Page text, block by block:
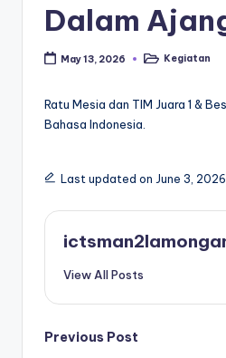
Dalam
May 13, 2026
PostedKegiatan
Ratu Mesia dan TIM Juara 1 &
Bahasa Indonesia.
Last updated on June 3, 2026
View All Posts
Post
Previous Post